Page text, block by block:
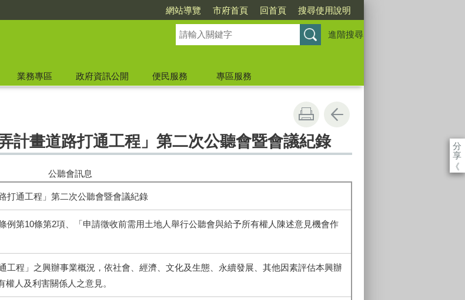
網站導覽 市府首頁 回首頁 搜尋使用說明
進階搜尋
業務專區 政府資訊公開 便民服務
專區服務
分
享
《
計畫道路打通工程」第二次公聽會暨會議紀錄
公聽會訊息
打通工程」第二次公聽會暨會議紀錄
例第10條第2項、「申請徵收前需用土地人舉行公聽會與給予所有權人陳述意見機會作
工程」之興辦事業概況，依社會、經濟、文化及生態、永續發展、其他因素評估本興辦
人及利害關係人之意見。